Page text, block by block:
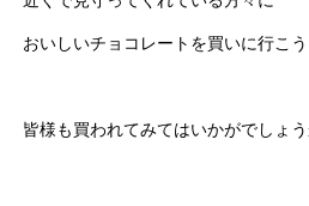
おいしいチョコレートを買いに行こう
皆様も買われてみてはいかがでしょう